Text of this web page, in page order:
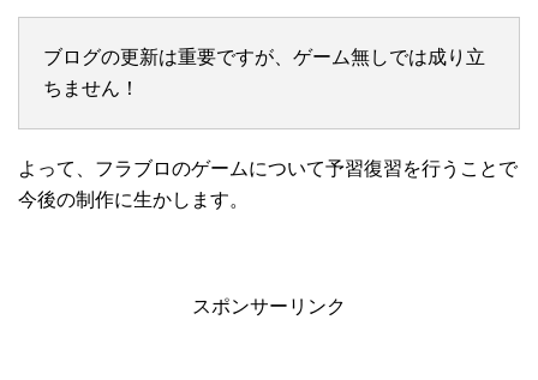
ブログの更新は重要ですが、ゲーム無しでは成り立
ちません！
よって、フラブロのゲームについて予習復習を行うことで
今後の制作に生かします。
スポンサーリンク